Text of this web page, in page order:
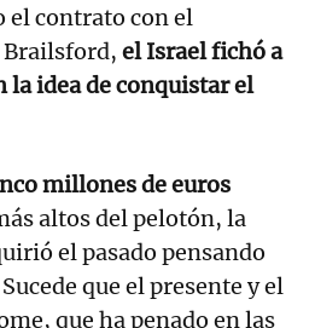
el contrato con el
Brailsford, el Israel fichó a
la idea de conquistar el
millones de euros
altos del pelotón, la
el pasado pensando
que el presente y el
que ha penado en las